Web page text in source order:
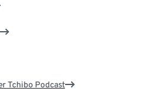
Tchibo Podcast